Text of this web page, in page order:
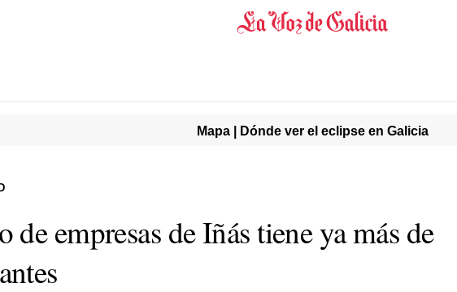
Mapa | Dónde ver el eclipse en Galicia
de empresas de Iñás tiene ya más de